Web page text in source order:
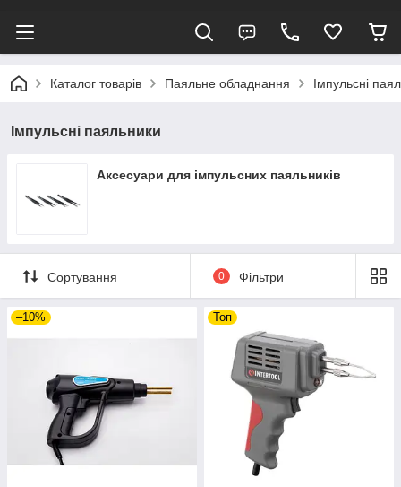
Каталог товарів Паяльне обладнання Імпульсні
Імпульсні паяльники
Аксесуари для імпульсних паяльників
Сортування 0 Фільтри
–10% Топ